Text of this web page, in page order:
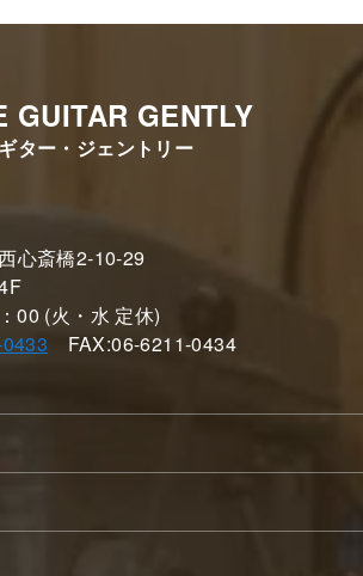
GUITAR GENTLY
ター・ジェントリー
心斎橋2-10-29
00 (火・水 定休)
FAX:06-6211-0434